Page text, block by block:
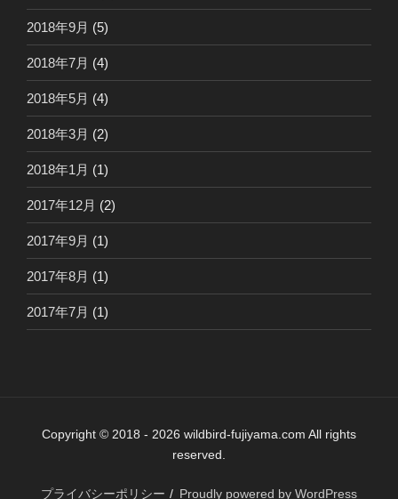
2018年9月 (5)
2018年7月 (4)
2018年5月 (4)
2018年3月 (2)
2018年1月 (1)
2017年12月 (2)
2017年9月 (1)
2017年8月 (1)
2017年7月 (1)
Copyright © 2018 - 2026 wildbird-fujiyama.com All rights
reserved.
プライバシーポリシー Proudly powered by WordPress